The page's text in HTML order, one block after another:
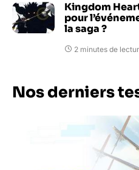
Kingdom
pour
la saga ?
2 minutes de
Nos derniers